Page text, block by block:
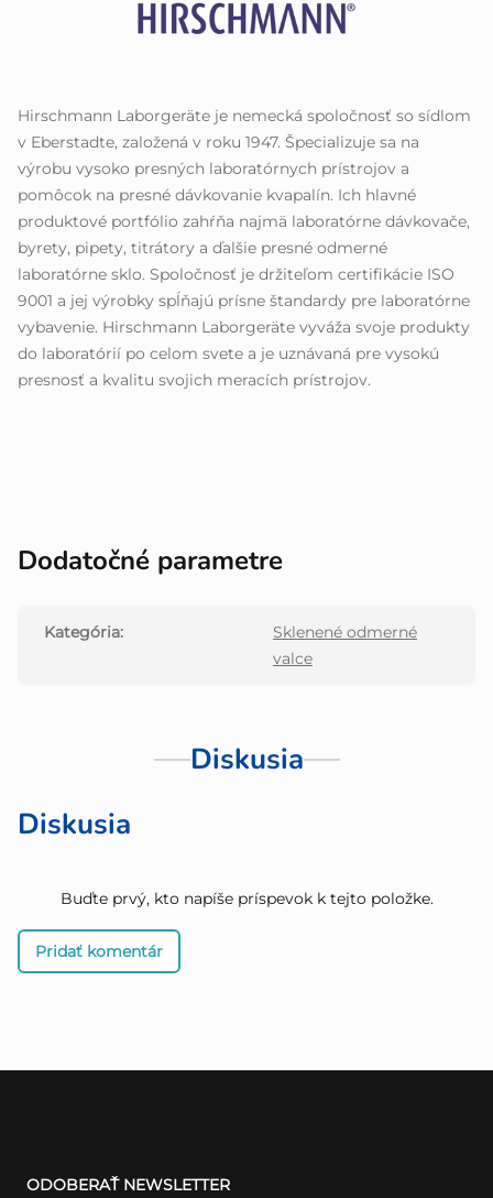
Hirschmann Laborgeräte je nemecká spoločnosť so sídlom
v Eberstadte, založená v roku 1947. Špecializuje sa na
výrobu vysoko presných laboratórnych prístrojov a
pomôcok na presné dávkovanie kvapalín. Ich hlavné
produktové portfólio zahŕňa najmä laboratórne dávkovače,
byrety, pipety, titrátory a ďalšie presné odmerné
laboratórne sklo. Spoločnosť je držiteľom certifikácie ISO
9001 a jej výrobky spĺňajú prísne štandardy pre laboratórne
vybavenie. Hirschmann Laborgeräte vyváža svoje produkty
do laboratórií po celom svete a je uznávaná pre vysokú
presnosť a kvalitu svojich meracích prístrojov.
Dodatočné parametre
Kategória:
Sklenené odmerné
valce
Diskusia
Diskusia
Buďte prvý, kto napíše príspevok k tejto položke.
Pridať komentár
ODOBERAŤ NEWSLETTER